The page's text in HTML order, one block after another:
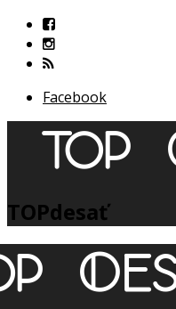
Facebook
TOPdesať